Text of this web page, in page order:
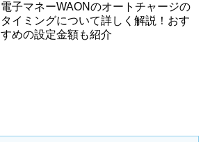
電子マネーWAONのオートチャージの
タイミングについて詳しく解説！おす
すめの設定金額も紹介